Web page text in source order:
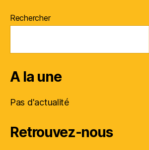
Rechercher
A la une
Pas d'actualité
Retrouvez-nous